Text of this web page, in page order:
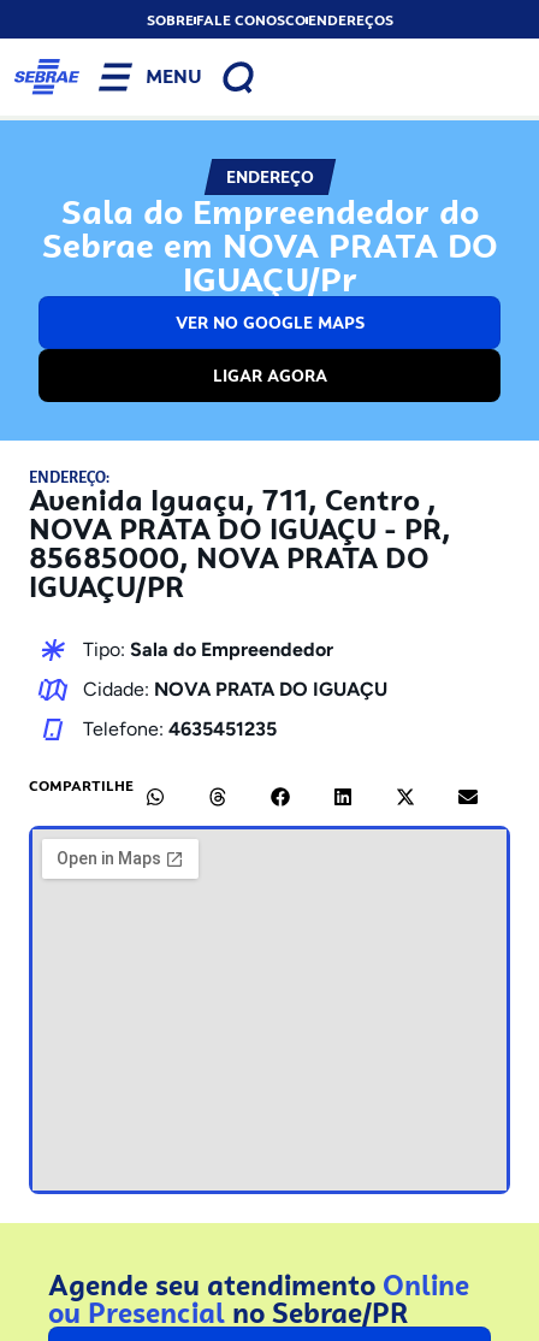
SOBREFALE CONOSCOENDEREÇOS
MENU
ENDEREÇO
Sala do Empreendedor do
Sebrae em NOVA PRATA DO
IGUAÇU/Pr
VER NO GOOGLE MAPS
LIGAR AGORA
ENDEREÇO:
Avenida Iguaçu, 711, Centro ,
NOVA PRATA DO IGUAÇU - PR,
85685000, NOVA PRATA DO
IGUAÇU/PR
Tipo: Sala do Empreendedor
Cidade: NOVA PRATA DO IGUAÇU
Telefone: 4635451235
COMPARTILHE
Agende seu atendimento Online
ou Presencial no Sebrae/PR